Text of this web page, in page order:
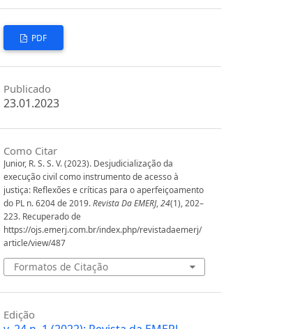
PDF
Publicado
23.01.2023
Como Citar
Junior, R. S. S. V. (2023). Desjudicialização da
execução civil como instrumento de acesso à
justiça: Reflexões e críticas para o aperfeiçoamento
do PL n. 6204 de 2019.Revista Da EMERJ,24(1), 202–
223. Recuperado de
https://ojs.emerj.com.br/index.php/revistadaemerj/
article/view/487
Formatos de Citação
Edição